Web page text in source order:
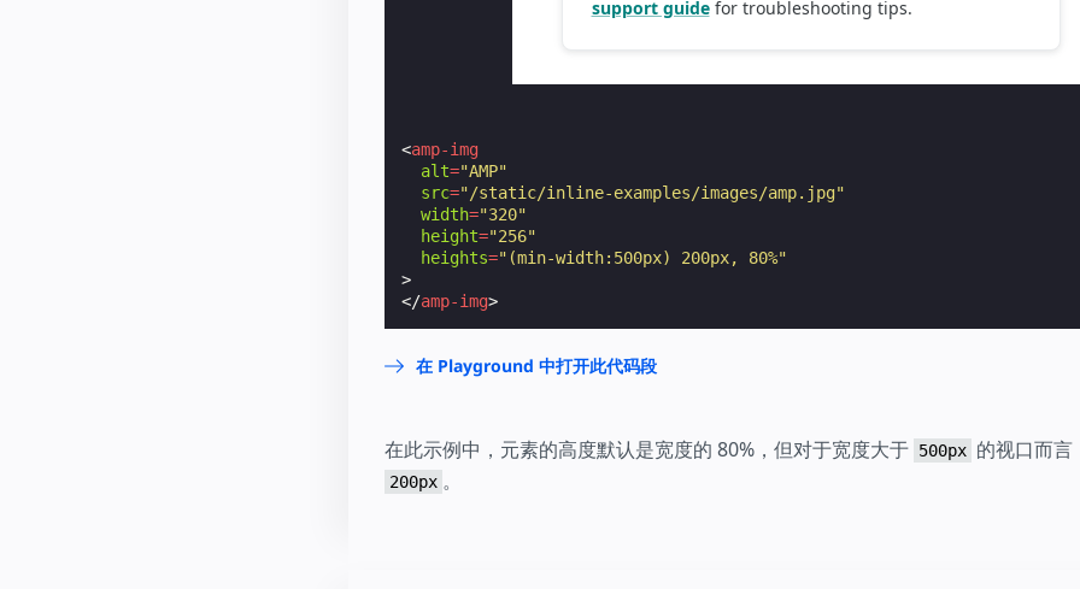
<amp-img
alt="AMP"
src="/static/inline-examples/images/amp.jpg"
width="320"
height="256"
heights="(min-width:500px) 200px, 80%"
>
</amp-img>
在 Playground 中打开此代码段
在此示例中，元素的高度默认是宽度的 80%，但对于宽度大于 500px 的视口而言
200px 。